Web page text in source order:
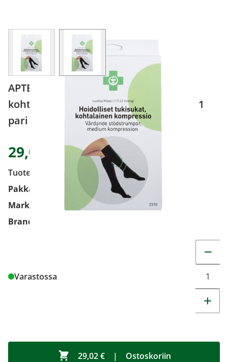
View larger imageView larger image
APTEEKKI Hoidolliset tukisukat,
kohtalainen kompressio (lk. I) S musta 1
pari
29,02 €
Tuotekoodi
Pakkauskoko
1 pari
Markkinoija
Medifon Oy Ab
Brand
Varastossa
29,02 € | Ostoskoriin